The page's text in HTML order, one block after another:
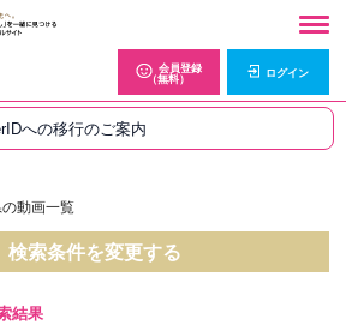
会員登録
（無料）
ログイン
への移行のご案内
動画一覧
検索条件を変更する
結果